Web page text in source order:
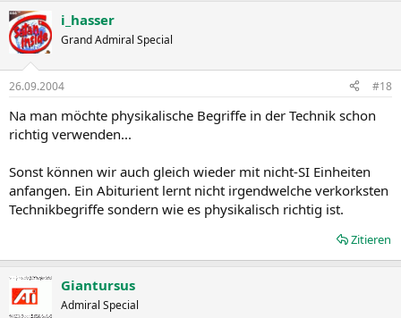
i_hasser
Grand Admiral Special
26.09.2004 #18
Na man möchte physikalische Begriffe in der Technik schon
richtig verwenden...
Sonst können wir auch gleich wieder mit nicht-SI Einheiten
anfangen. Ein Abiturient lernt nicht irgendwelche verkorksten
Technikbegriffe sondern wie es physikalisch richtig ist.
Zitieren
Giantursus
Admiral Special